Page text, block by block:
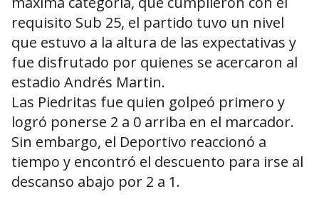
requisito Sub 25, el partido tuvo un nivel
que estuvo a la altura de las expectativas y
fue disfrutado por quienes se acercaron al
estadio Andrés Martin.
Las Piedritas fue quien golpeó primero y
logró ponerse 2 a 0 arriba en el marcador.
Sin embargo, el Deportivo reaccionó a
tiempo y encontró el descuento para irse al
descanso abajo por 2 a 1.